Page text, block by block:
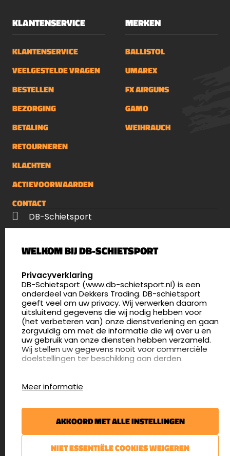
KLANTENSERVICE
KLANTENSERVICE
VEELGESTELDE VRAGEN
BESTELLEN
BEZORGING
BETALING
RETOURNEREN
KLACHTEN
ACTIEVOORWAARDEN
CONTACT
MERKEN
BALLISTOL
UMAREX
FX AIRGUNS
GAMO
WEIHRAUCH
DB-Schietsport
5411 LX Zeeland
4.8
175 beoordelingen
info@db-schietsport.nl
Openingstijden
Dinsdag en donderdag: 13:00 - 17:00 én 18:00 - 21:00
uur
Afspraak maken
Nieuwsbrief
€5,- kortingsbon voor uw volgende bestelling.
Blijf op de hoogte van het laatste nieuws
WELKOM BIJ DB-SCHIETSPORT
SELECT LANGUAGE
Privacyverklaring
DB-Schietsport (www.db-schietsport.nl) is een
onderdeel van Dekkers Trading. DB-schietsport
geeft veel om uw privacy. Wij verwerken daarom
uitsluitend gegevens die wij nodig hebben voor
(het verbeteren van) onze dienstverlening en gaan
zorgvuldig om met de informatie die wij over u en
uw gebruik van onze diensten hebben verzameld.
Wij stellen uw gegevens nooit voor commerciële
doelstellingen ter beschikking aan derden.
website gebruiken en hoe effectief de Adwords-
advertenties van Dekkers trading bij Google
zoekresultaatpagina’s zijn. De aldus verkregen
informatie wordt, met inbegrip van het adres van
Meer informatie
AKKOORD MET ALLE INSTELLINGEN
NIET ESSENTIËLE COOKIES WEIGEREN